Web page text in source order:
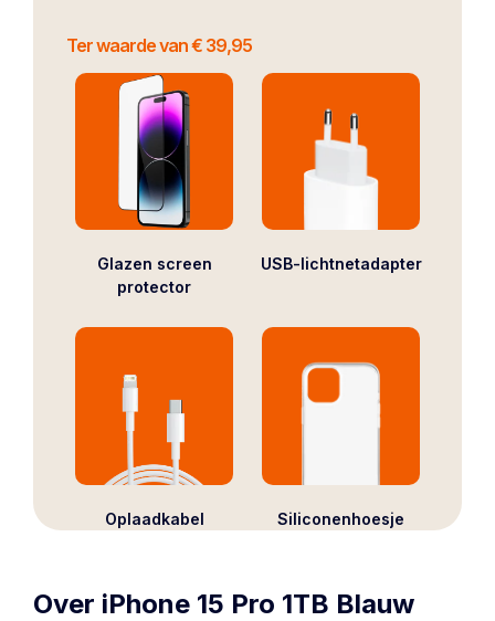
Ter waarde van € 39,95
Glazen screen
protector
USB-lichtnetadapter
Oplaadkabel Siliconenhoesje
Over iPhone 15 Pro 1TB Blauw